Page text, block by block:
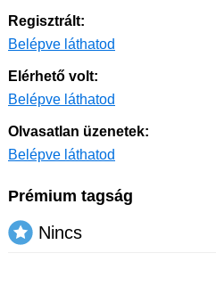
Regisztrált:
Belépve láthatod
Elérhető volt:
Belépve láthatod
Olvasatlan üzenetek:
Belépve láthatod
Prémium tagság
Nincs